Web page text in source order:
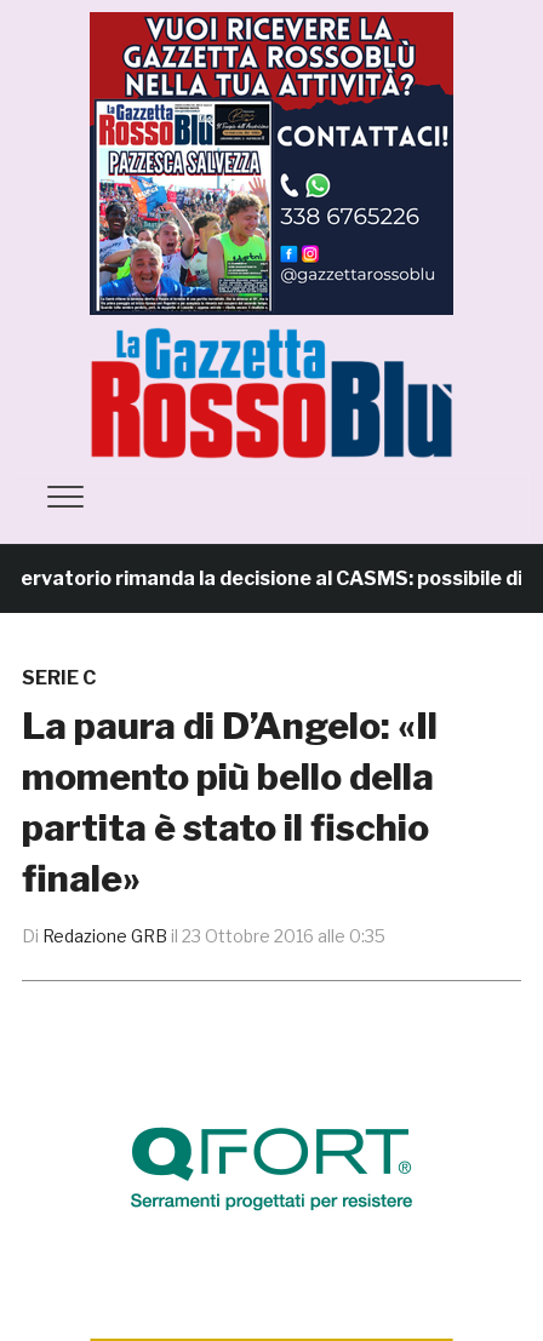
rimanda la decisione al CASMS: possibile divieto
SERIE C
La paura di D’Angelo: «Il
momento più bello della
partita è stato il fischio
finale»
Di Redazione GRB il 23 Ottobre 2016 alle 0:35